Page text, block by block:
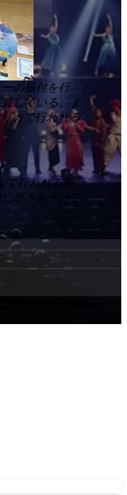
の振付を行
している。ま
カで行われる
で行われる発
磨きをかけて
ではおよそ
出を一人で